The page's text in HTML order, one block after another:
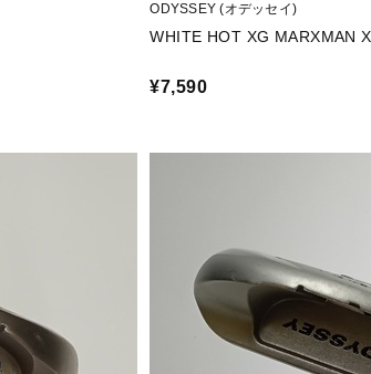
ODYSSEY (オデッセイ)
WHITE HOT XG MARXMAN
¥7,590